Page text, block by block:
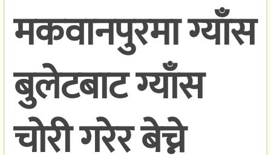
मकवानपुरमा ग्याँस
बुलेटबाट ग्याँस
चोरी गरेर बेच्ने